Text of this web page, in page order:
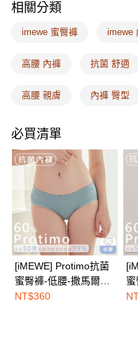
２．訂單成立數日內，您將收到
ATM／網路銀行／等多元方式
購買商品的店家。未經商家同
後付繳納相關費用。
是否繳費成功／繳費後需取消
【注意事項】
易，需依本服務之必要範圍內提
權轉讓予恩沛科技股份有限公司。
２．關於個人資料處理事宜，請
https://aftee.tw/terms/#terms3
３．未成年的使用者請事先徵得
「AFTEE先享後付」，若未經
任。
４．使用「AFTEE先享後付」
時審查核予不同之上限額度；
請求用戶進行身份認證。
５．嚴禁一人註冊多個帳號或
恩沛科技股份有限公司將有權停
每筆NT$100，滿NT$1,500(
7-11取付
每筆NT$100，滿
每筆NT$100，滿
宅配
每筆NT$100，滿NT$1,500(
EASY SHOP門市速取
免運費
海外配送
相關分類
imewe 蜜臀褲 imewe
高腰 內褲 抗菌 舒適
高腰 親膚 內褲 臀型
必買清單
[iMEWE] Protimo抗菌
蜜臀褲-低腰-撒馬爾罕
霧灰
NT$360